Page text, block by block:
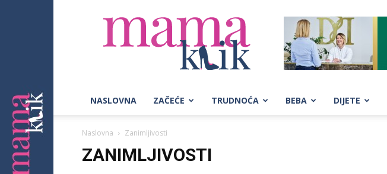
Mama
NASLOVNA ZAČEĆE TRUDNOĆA BEBA DIJETE
Naslovna Zanimljivosti
ZANIMLJIVOSTI